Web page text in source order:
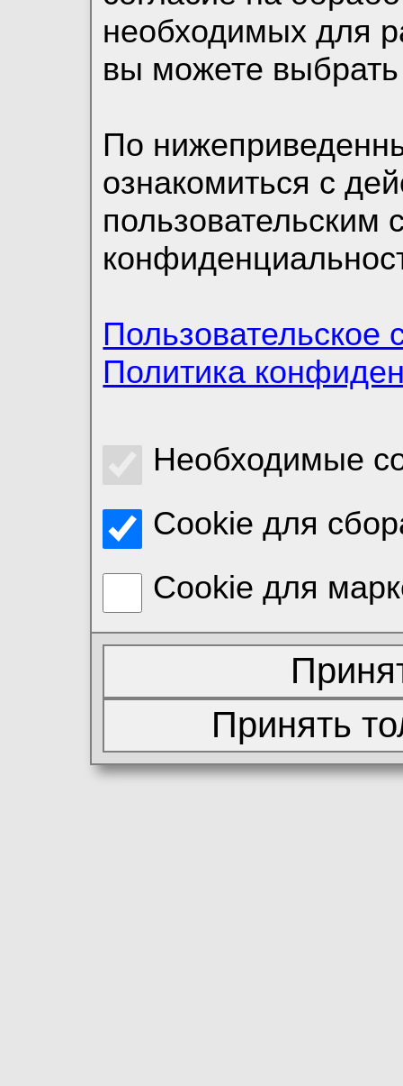
необходимых для
вы можете
По
ознакомиться с
пользовательским
Пользовательское
Политика
Необходимые
Cookie для
Cookie для